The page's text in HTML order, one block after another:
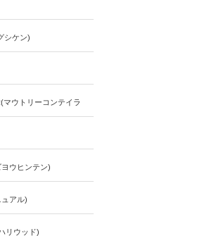
シケン)
マウトリーコンテイラ
ウヒンテン)
アル)
リウッド)